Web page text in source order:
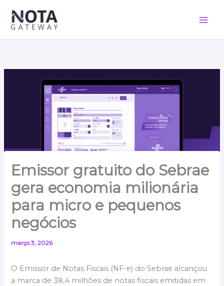
para
conteúdo
Emissor gratuito do Sebrae
gera economia milionária
para micro e pequenos
negócios
março 3, 2026
O Emissor de Notas Fiscais (NF-e) do Sebrae alcançou
a marca de 38,4 milhões de notas fiscais emitidas em